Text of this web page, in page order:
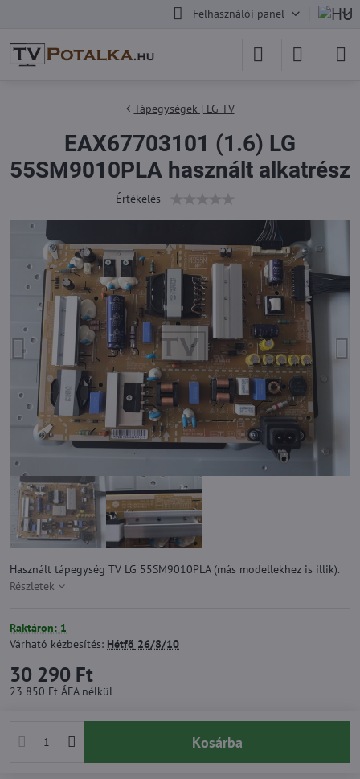
Felhasználói panel
Tápegységek | LG TV
EAX67703101 (1.6) LG
55SM9010PLA használt alkatrész
Értékelés
Használt tápegység TV LG 55SM9010PLA (más modellekhez is illik).
Részletek
Raktáron: 1
Várható kézbesítés: Hétfő 26/8/10
30 290 Ft
23 850 Ft ÁFA nélkül
Kosárba